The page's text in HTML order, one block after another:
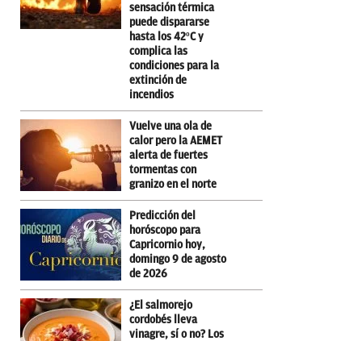
sensación térmica
puede dispararse
hasta los 42ºC y
complica las
condiciones para la
extinción de
incendios
Vuelve una ola de
calor pero la AEMET
alerta de fuertes
tormentas con
granizo en el norte
Predicción del
horóscopo para
Capricornio hoy,
domingo 9 de agosto
de 2026
¿El salmorejo
cordobés lleva
vinagre, sí o no? Los